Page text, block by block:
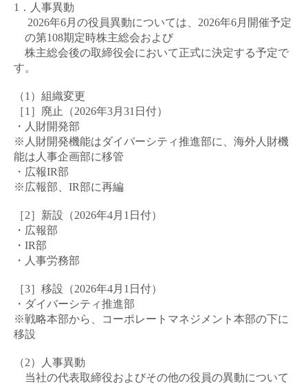
1．人事異動
2026年6月の役員異動については、 2026年6月開催予定
の第108期定時株主総会および
株主総会後の取締役会において正式に決定する予定で
す。
（1）組織変更
［1］廃止（2026年3月 31 日付）
・人財開発部
※人財開発機能はダイバーシティ推進部に、海外人財機
能は人事企画部に移管
・広報IR部
※広報部、 IR部に再編
［2］新設（2026年4月 1 日付）
・広報部
・ IR部
・人事労務部
［3］移設（2026年4月 1 日付）
・ダイバーシティ推進部
※戦略本部から、コーポレートマネジメント本部の下に
移設
（2）人事異動
当社の代表取締役およびその他の役員の異動について